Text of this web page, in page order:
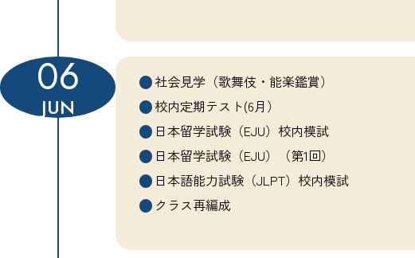
06
JUN
社会見学（歌舞伎・能楽鑑賞）
校内定期テスト(6月）
日本留学試験（EJU）校内模試
日本留学試験（EJU）（第1回）
日本語能力試験（JLPT）校内模試
クラス再編成